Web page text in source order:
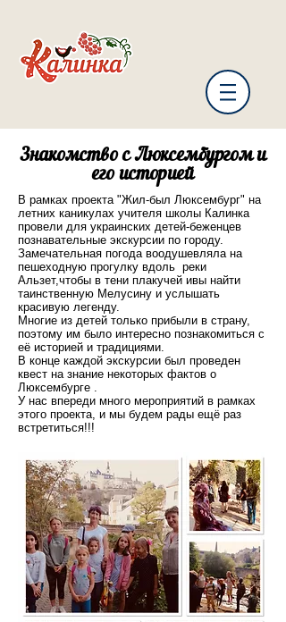
Знакомство с Люксембургом и
его историей
В рамках проекта "Жил-был Люксембург" на
летних каникулах учителя школы Калинка
провели для украинских детей-беженцев
познавательные экскурсии по городу.
Замечательная погода воодушевляла на
пешеходную прогулку вдоль реки
Альзет,чтобы в тени плакучей ивы найти
таинственную Мелусину и услышать
красивую легенду.
Многие из детей только прибыли в страну,
поэтому им было интересно познакомиться с
её историей и традициями.
В конце каждой экскурсии был проведен
квест на знание некоторых фактов о
Люксембурге .
У нас впереди много мероприятий в рамках
этого проекта, и мы будем рады ещё раз
встретиться!!!